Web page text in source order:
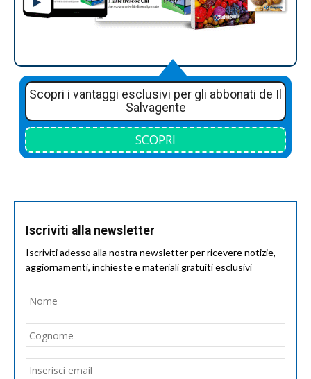
Scopri i vantaggi esclusivi per gli abbonati de Il
Salvagente
SCOPRI
Iscriviti alla newsletter
Iscriviti adesso alla nostra newsletter per ricevere notizie,
aggiornamenti, inchieste e materiali gratuiti esclusivi
Nome
Email